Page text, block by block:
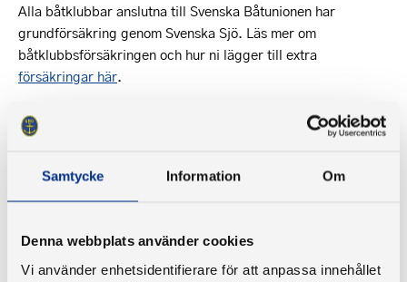
Samtycke Information Om
Denna webbplats använder cookies
Vi använder enhetsidentifierare för att anpassa innehållet
Alla båtklubbar anslutna till Svenska Båtunionen har
grundförsäkring genom Svenska Sjö. Läs mer om
båtklubbsförsäkringen och hur ni lägger till extra
försäkringar här.
Som båtklubbsmedlem får du rabatt, återbäring och blir det
ett överskott för Svenska Sjö går pengarna tillbaka till
Kolla alltid med Svenska Sjö om båtförsäkring. Ring 08-541
Sjös hemsidaför mer information.